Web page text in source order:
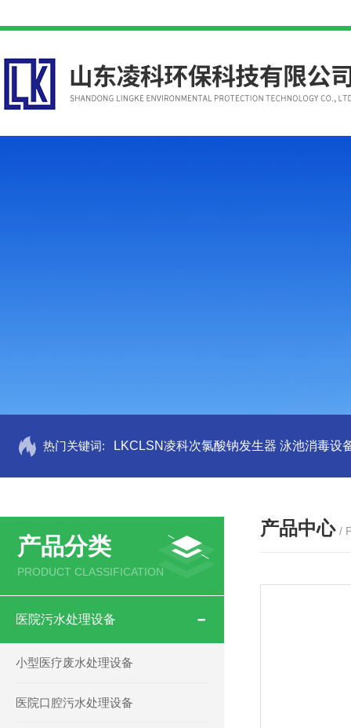
热门关键词: LKCLSN凌科次氯酸钠发生器 泳池消毒设
产品分类
PRODUCT CLASSIFICATION
医院污水处理设备
小型医疗废水处理设备
医院口腔污水处理设备
产品中心 /